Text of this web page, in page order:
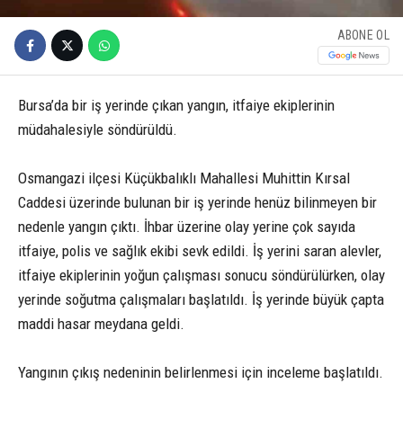
ABONE OL
Bursa’da bir iş yerinde çıkan yangın, itfaiye ekiplerinin
müdahalesiyle söndürüldü.
Osmangazi ilçesi Küçükbalıklı Mahallesi Muhittin Kırsal
Caddesi üzerinde bulunan bir iş yerinde henüz bilinmeyen bir
nedenle yangın çıktı. İhbar üzerine olay yerine çok sayıda
itfaiye, polis ve sağlık ekibi sevk edildi. İş yerini saran alevler,
itfaiye ekiplerinin yoğun çalışması sonucu söndürülürken, olay
yerinde soğutma çalışmaları başlatıldı. İş yerinde büyük çapta
maddi hasar meydana geldi.
Yangının çıkış nedeninin belirlenmesi için inceleme başlatıldı.